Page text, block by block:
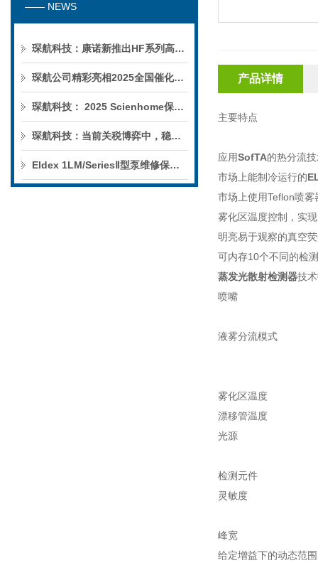
—— NEWS
琛航科技：康诺新推出HF系列高压恒流泵
琛航公司精彩亮相2025全国催化学术会议
琛航科技： 2025 Scienhome保护柱年中赠送活动
琛航科技：当前关税博弈中，稳定的货源可解您燃眉之急
Eldex 1LM/SeriesⅡ型泵维修保养服务
产品详情
主要特点
应用SofTA的热分流
市场上能制冷运行的
市场上使用Teflon喷雾
雾化区温度控制，实
明亮易于观察的真空
可内存10个不同的检
蒸发光散射检测器技
喷嘴
液雾分流模式
雾化区温度
漂移管温度
光源
检测元件
灵敏度
峰宽
给定增益下的动态范围